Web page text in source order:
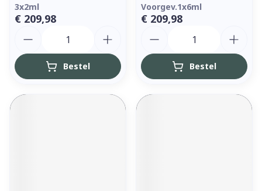
3x2ml
€ 209,98
Bestel
Voorgev.1x6ml
€ 209,98
Bestel